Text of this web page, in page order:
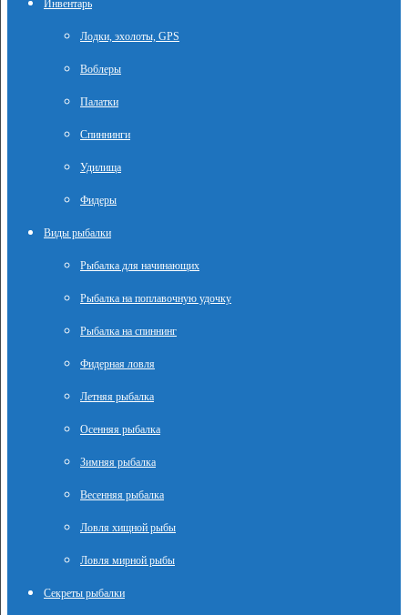
Инвентарь
Лодки, эхолоты, GPS
Воблеры
Палатки
Спиннинги
Удилища
Фидеры
Виды рыбалки
Рыбалка для начинающих
Рыбалка на поплавочную удочку
Рыбалка на спиннинг
Фидерная ловля
Летняя рыбалка
Осенняя рыбалка
Зимняя рыбалка
Весенняя рыбалка
Ловля хищной рыбы
Ловля мирной рыбы
Секреты рыбалки